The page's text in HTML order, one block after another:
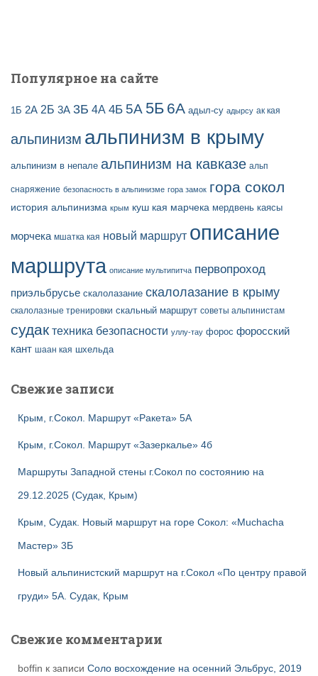
Популярное на сайте
1Б 2А 2Б 3А 3Б 4А 4Б 5А 5Б 6А адыл-су адырсу ак кая
альпинизм альпинизм в крыму
альпинизм в непале альпинизм на кавказе альп
снаряжение безопасность в альпинизме гора замок гора сокол
история альпинизма крым куш кая марчека мердвень каясы
морчека мшатка кая новый маршрут описание
маршрута описание мультипитча первопроход
приэльбрусье скалолазание скалолазание в крыму
скалолазные тренировки скальный маршрут советы альпинистам
судак техника безопасности уллу-тау форос форосский
кант шаан кая шхельда
Свежие записи
Крым, г.Сокол. Маршрут «Ракета» 5А
Крым, г.Сокол. Маршрут «Зазеркалье» 4б
Маршруты Западной стены г.Сокол по состоянию на
29.12.2025 (Судак, Крым)
Крым, Судак. Новый маршрут на горе Сокол: «Muchacha
Мастер» 3Б
Новый альпинистский маршрут на г.Сокол «По центру правой
груди» 5А. Судак, Крым
Свежие комментарии
boffin к записи Соло восхождение на осенний Эльбрус, 2019